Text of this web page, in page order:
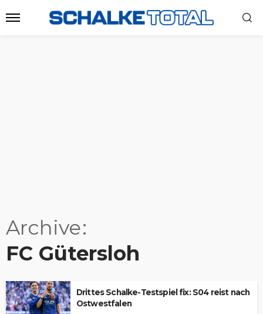
Archive
FC Gütersloh
Drittes Schalke-Testspiel fix: S04 reist nach
Ostwestfalen